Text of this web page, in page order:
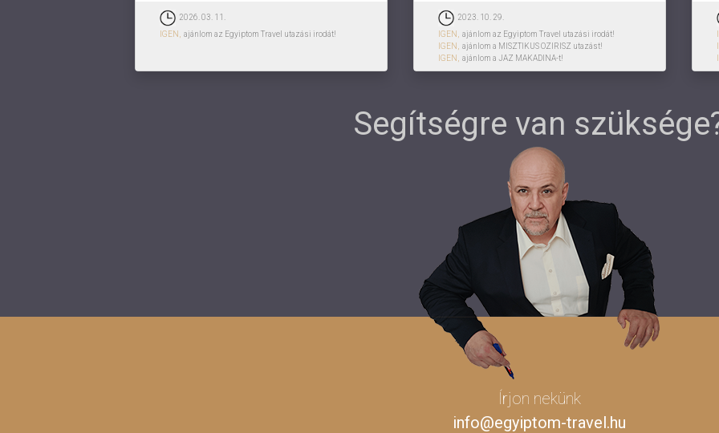
2026. 03. 11.
IGEN,
ajánlom az Egyiptom Travel utazási irodát!
2023. 10. 29.
IGEN,
ajánlom az Egyiptom Travel utazási irodát!
IGEN,
ajánlom a MISZTIKUS OZIRISZ utazást!
IGEN,
ajánlom a JAZ MAKADINA-t!
Segítségre van
Írjon nekünk
info@egyiptom-travel.hu